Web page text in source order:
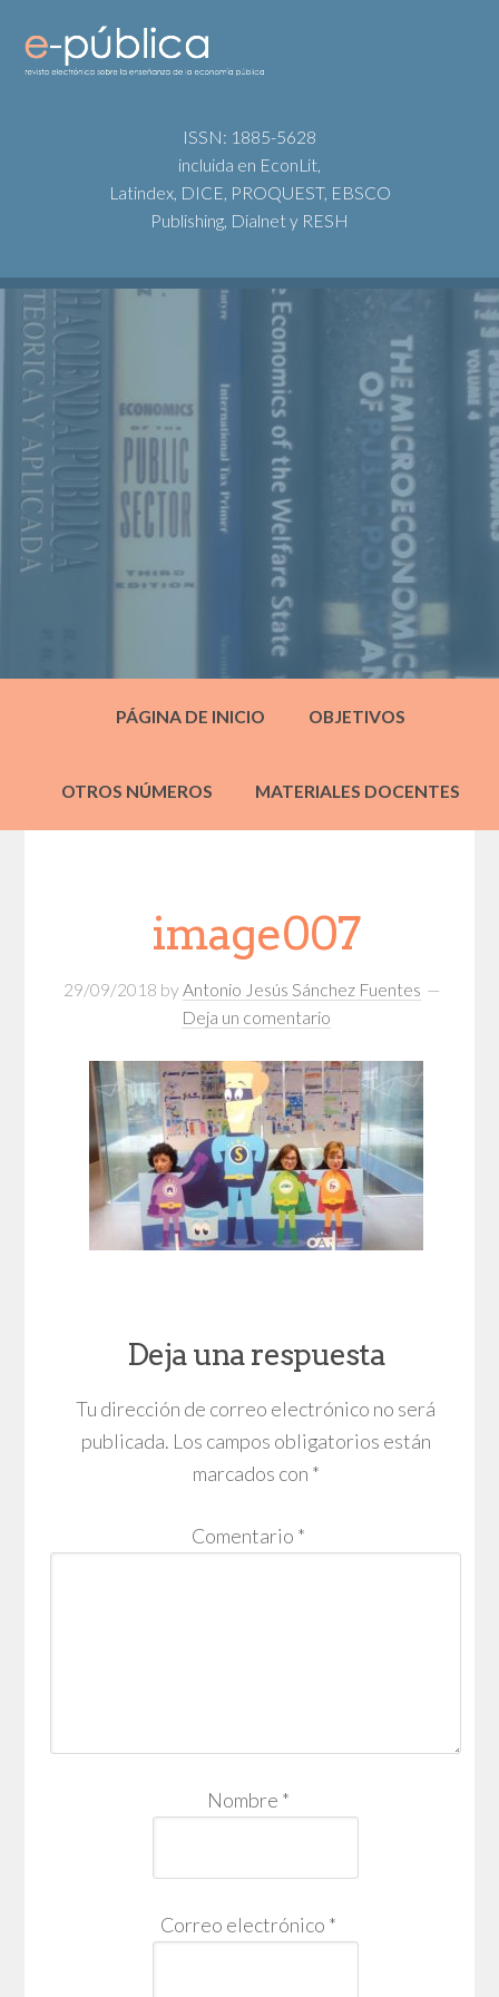
ISSN: 1885-5628
incluida en EconLit,
Latindex, DICE, PROQUEST, EBSCO
Publishing, Dialnet y RESH
PÁGINA DE INICIO OBJETIVOS
OTROS NÚMEROS MATERIALES DOCENTES
image007
29/09/2018 by Antonio Jesús Sánchez Fuentes
Deja un comentario
Deja una respuesta
Tu dirección de correo electrónico no será
publicada. Los campos obligatorios están
marcados con *
Comentario *
Nombre *
Correo electrónico *